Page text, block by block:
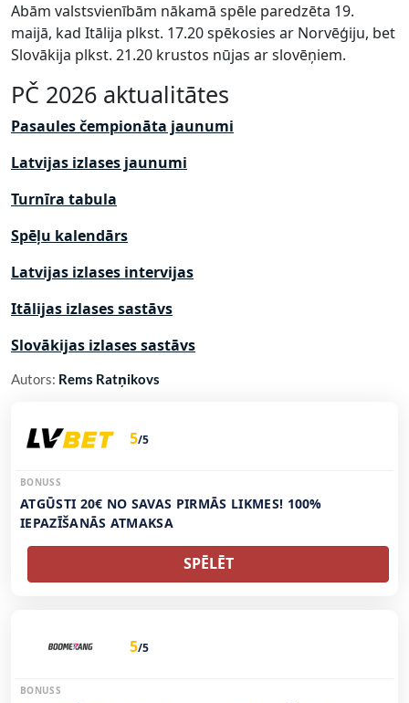
Abām valstsvienībām nākamā spēle paredzēta 19.
maijā, kad Itālija plkst. 17.20 spēkosies ar Norvēģiju, bet
Slovākija plkst. 21.20 krustos nūjas ar slovēņiem.
PČ 2026 aktualitātes
Pasaules čempionāta jaunumi
Latvijas izlases jaunumi
Turnīra tabula
Spēļu kalendārs
Latvijas izlases intervijas
Itālijas izlases sastāvs
Slovākijas izlases sastāvs
Autors: Rems Ratņikovs
5/5
BONUSS
ATGŪSTI 20€ NO SAVAS PIRMĀS LIKMES! 100%
IEPAZĪŠANĀS ATMAKSA
SPĒLĒT
5/5
BONUSS